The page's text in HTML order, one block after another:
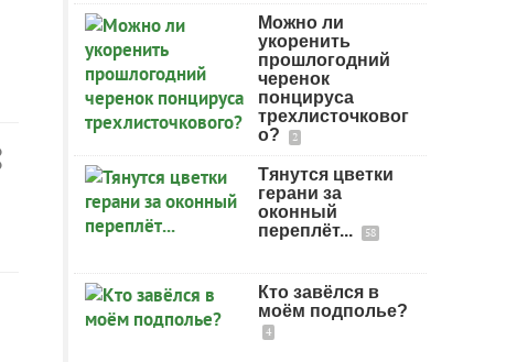
Можно ли
укоренить
прошлогодний
черенок
понцируса
трехлисточковог
о?
2
Тянутся цветки
герани за
оконный
переплёт...
58
Кто завёлся в
моём подполье?
4